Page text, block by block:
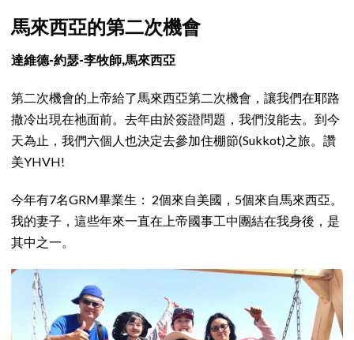
馬來西亞的第二次機會
達維德-約瑟-李牧師,馬來西亞
第二次機會的上帝給了馬來西亞第二次機會，讓我們在耶路
撒冷出現在祂面前。去年由於簽證問題，我們沒能去。到今
天為止，我們六個人也決定去參加住棚節(Sukkot)之旅。讚
美YHVH!
今年有7名GRM畢業生： 2個來自美國，5個來自馬來西亞。
我的妻子，這些年來一直在上帝國事工中團結在我身後，是
其中之一。